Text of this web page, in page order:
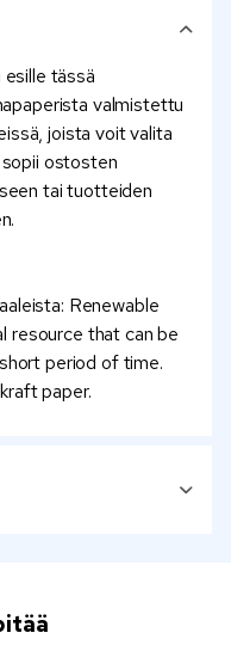
tässä
valmistettu
joista voit valita
ostosten
tai tuotteiden
Renewable
resource that can be
period of time.
paper.